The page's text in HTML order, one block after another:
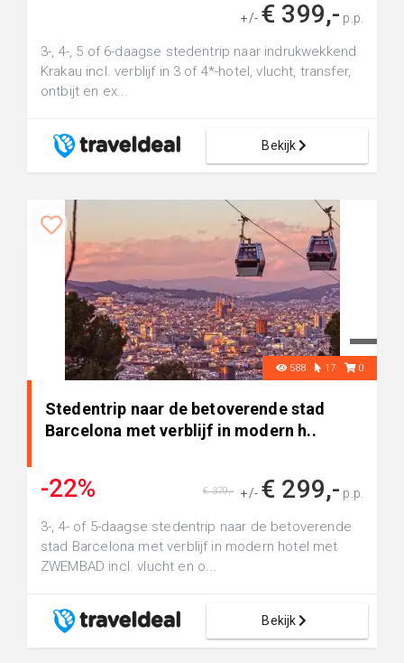
+/- € 399,- p.p.
3-, 4-, 5 of 6-daagse stedentrip naar indrukwekkend
Krakau incl. verblijf in 3 of 4*-hotel, vlucht, transfer,
ontbijt en ex...
Bekijk
588 17 0
Stedentrip naar de betoverende stad
Barcelona met verblijf in modern h..
-22% +/- € 299,- p.p.
€ 379,-
3-, 4- of 5-daagse stedentrip naar de betoverende
stad Barcelona met verblijf in modern hotel met
ZWEMBAD incl. vlucht en o...
Bekijk